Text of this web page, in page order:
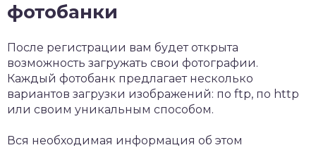
фотобанки
После регистрации вам будет открыта
возможность загружать свои фотографии.
Каждый фотобанк предлагает несколько
вариантов загрузки изображений: по ftp, по http
или своим уникальным способом.
Вся необходимая информация об этом